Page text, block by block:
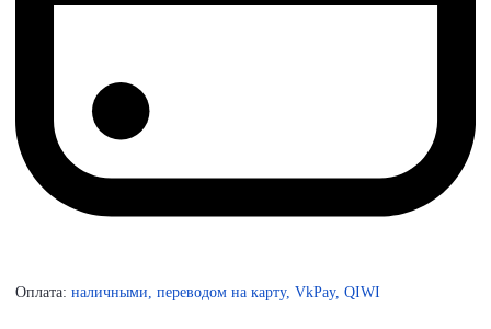
Оплата: наличными, переводом на карту, VkPay, QIWI